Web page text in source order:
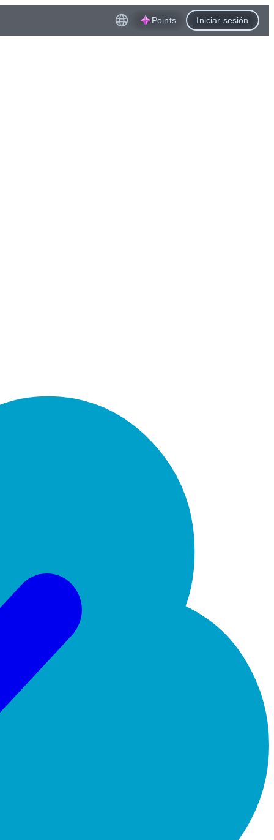
Points Iniciar sesión